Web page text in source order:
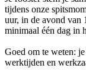
tijdens onze
uur, in de avond van
minimaal één dag in
Goed om te weten:
werktijden en